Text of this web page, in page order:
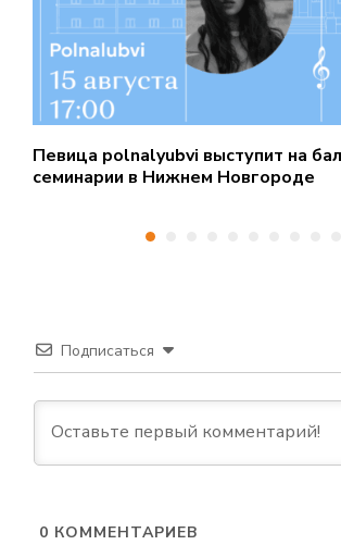
Певица polnalyubvi выступит на
семинарии в Нижнем Новгороде
Подписаться
0 КОММЕНТАРИЕВ